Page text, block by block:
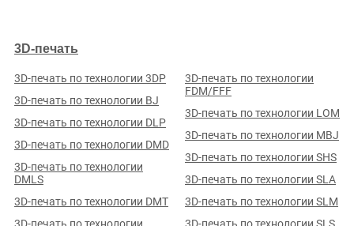
3D-печать
3D-печать по технологии 3DP
3D-печать по технологии BJ
3D-печать по технологии DLP
3D-печать по технологии DMD
3D-печать по технологии
DMLS
3D-печать по технологии DMT
3D-печать по технологии
FDM/FFF
3D-печать по технологии LOM
3D-печать по технологии MBJ
3D-печать по технологии SHS
3D-печать по технологии SLA
3D-печать по технологии SLM
ООО «ЗАВОД «ГОРЭКС-СВЕТОТЕХНИКА»
Рейтинг по отзывам:
(0.0)
Кемеровская обл., г. Прокопьевск, ул. Сафоновская, д. 28